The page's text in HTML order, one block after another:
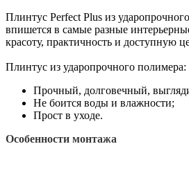
Плинтус Perfect Plus из
впишется в самые разные
красоту, практичность и доступную
Плинтус из ударопрочного полимера:
Прочный, долговечный,
Не боится воды и влажности;
Прост в уходе.
Особенности монтажа